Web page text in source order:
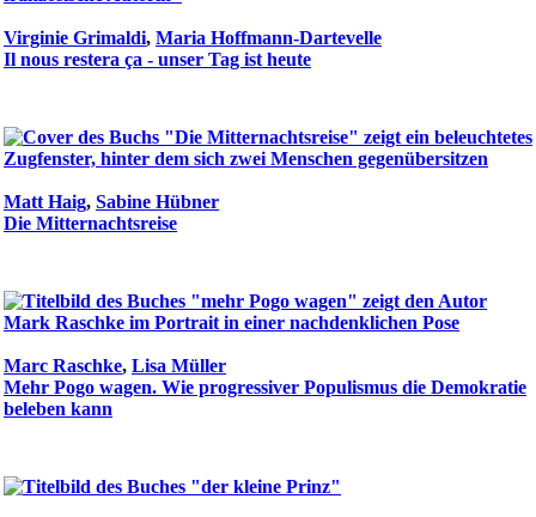
Virginie Grimaldi, Maria Hoffmann-Dartevelle
Il nous restera ça - unser Tag ist heute
Matt Haig, Sabine Hübner
Die Mitternachtsreise
Marc Raschke, Lisa Müller
Mehr Pogo wagen. Wie progressiver Populismus die Demokratie
beleben kann